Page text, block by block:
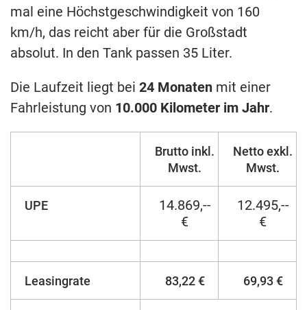
mal eine Höchstgeschwindigkeit von 160
km/h, das reicht aber für die Großstadt
absolut. In den Tank passen 35 Liter.
Die Laufzeit liegt bei 24 Monaten mit einer
Fahrleistung von 10.000 Kilometer im Jahr.
Brutto inkl.
Mwst.
Netto exkl.
Mwst.
UPE
14.869,--
€
12.495,--
€
Leasingrate 83,22 € 69,93 €